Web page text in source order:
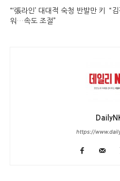
“‘張라인’ 대대적 숙청 반발만 키
워…속도 조절”
“
https://